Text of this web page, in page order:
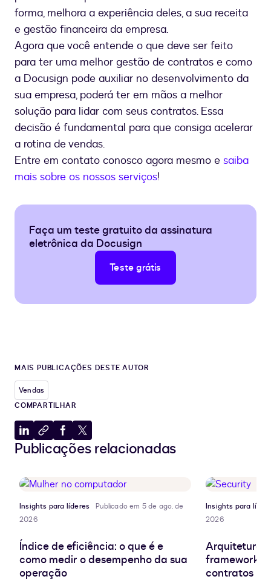
forma, melhora a experiência deles, a sua receita
e gestão financeira da empresa.
Agora que você entende o que deve ser feito
para ter uma melhor gestão de contratos e como
a Docusign pode auxiliar no desenvolvimento da
sua empresa, poderá ter em mãos a melhor
solução para lidar com seus contratos. Essa
decisão é fundamental para que consiga acelerar
a rotina de vendas.
Entre em contato conosco agora mesmo e saiba
mais sobre os nossos serviços!
Faça um teste gratuito da assinatura
eletrônica da Docusign
Teste grátis
MAIS PUBLICAÇÕES DESTE AUTOR
Vendas
COMPARTILHAR
Compartilhar
no
Copiar
para
de
transferência
Compartilhar
no
Compartilhar
no
Publicações relacionadas
Insights para líderes
Publicado em 5 de ago. de
2026
Índice de eficiência: o que é e
como medir o desempenho da sua
operação
Insights para
2026
Arquitetura
frameworks
contratos